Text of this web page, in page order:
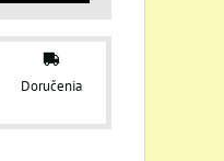
Doručenia